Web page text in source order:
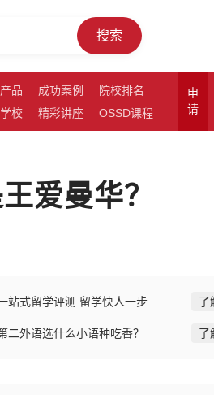
搜索
品 成功案例
院校排名
校
精彩讲座 OSSD课程
申
请
爱曼华？
站式留学评测 留学快人一步 了
二外语选什么小语种吃香？ 了